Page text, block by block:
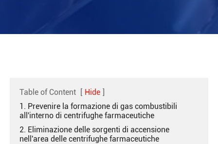
Table of Content [ Hide ]
1. Prevenire la formazione di gas combustibili
all'interno di centrifughe farmaceutiche
2. Eliminazione delle sorgenti di accensione
nell'area delle centrifughe farmaceutiche